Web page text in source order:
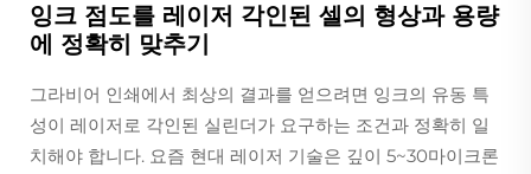
잉크 점도를 레이저 각인된 셀의 형상과 용량
에 정확히 맞추기
그라비어 인쇄에서 최상의 결과를 얻으려면 잉크의 유동 특
성이 레이저로 각인된 실린더가 요구하는 조건과 정확히 일
치해야 합니다. 요즘 현대 레이저 기술은 깊이 5~30마이크론